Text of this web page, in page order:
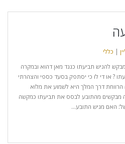
| כללי
להגיש תביעתו כנגד מאן דהוא ובמקרה
? או די לו כי יסתפק בסעד כספי והצהרתי
דרך המלך היא לשמוע את מלוא
מבקשים מהתובע לבסס את תביעתו כמקשה
האם מגיש התובע...